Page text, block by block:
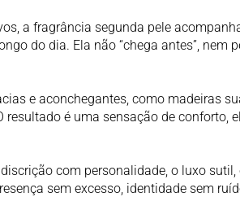
a fragrância segunda pele
do dia. Ela não “chega antes”, nem
e aconchegantes, como madeiras
resultado é uma sensação de
com personalidade, o luxo
sem excesso, identidade sem